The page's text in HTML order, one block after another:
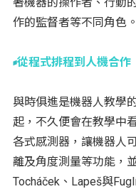
作的監督者等不同角色。
從程式排程到人機合作
與時俱進是機器人教學
起，不久便會在教學中
各式感測器，讓機器人
離及角度測量等功能，
Tocháček、Lapeš與